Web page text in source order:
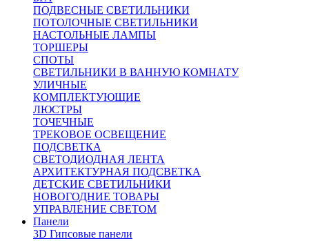
ПОДВЕСНЫЕ СВЕТИЛЬНИКИ
ПОТОЛОЧНЫЕ СВЕТИЛЬНИКИ
НАСТОЛЬНЫЕ ЛАМПЫ
ТОРШЕРЫ
СПОТЫ
СВЕТИЛЬНИКИ В ВАННУЮ КОМНАТУ
УЛИЧНЫЕ
КОМПЛЕКТУЮЩИЕ
ЛЮСТРЫ
ТОЧЕЧНЫЕ
ТРЕКОВОЕ ОСВЕЩЕНИЕ
ПОДСВЕТКА
СВЕТОДИОДНАЯ ЛЕНТА
АРХИТЕКТУРНАЯ ПОДСВЕТКА
ДЕТСКИЕ СВЕТИЛЬНИКИ
НОВОГОДНИЕ ТОВАРЫ
УПРАВЛЕНИЕ СВЕТОМ
Панели
3D Гипсовые панели